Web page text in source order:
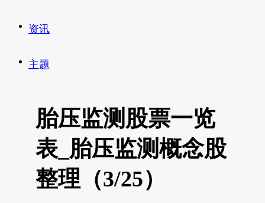
资讯
主题
胎压监测股票一览
表_胎压监测概念股
整理（3/25）